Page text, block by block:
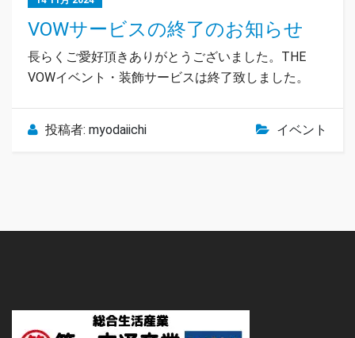
VOWサービスの終了のお知らせ
長らくご愛好頂きありがとうございました。THE
VOWイベント・装飾サービスは終了致しました。
投稿者: myodaiichi イベント